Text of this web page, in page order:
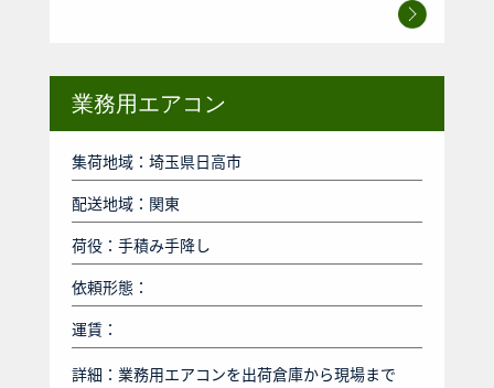
業務用エアコン
集荷地域：埼玉県日高市
配送地域：関東
荷役：手積み手降し
依頼形態：
運賃：
詳細： 業務用エアコンを出荷倉庫から現場まで